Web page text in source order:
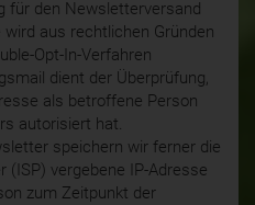
für den Newsletterversand
aus rechtlichen Gründen
Opt-In-Verfahren
dient der Überprüfung,
als betroffene Person
autorisiert hat.
speichern wir ferner die
(ISP) vergebene IP-Adresse
zum Zeitpunkt der